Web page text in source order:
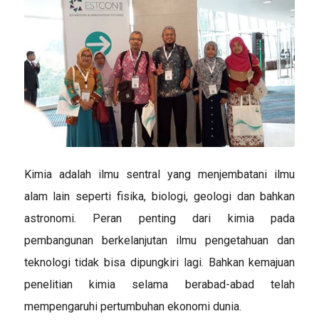
Kimia adalah ilmu sentral yang menjembatani ilmu
alam lain seperti fisika, biologi, geologi dan bahkan
astronomi. Peran penting dari kimia pada
pembangunan berkelanjutan ilmu pengetahuan dan
teknologi tidak bisa dipungkiri lagi. Bahkan kemajuan
penelitian kimia selama berabad-abad telah
mempengaruhi pertumbuhan ekonomi dunia.